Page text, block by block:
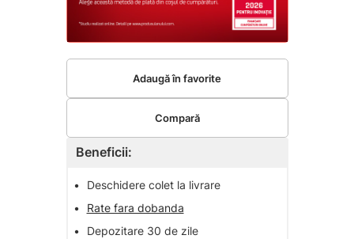
Beneficii:
•
Deschidere colet la livrare
•
Rate fara dobanda
•
Depozitare 30 de zile
Adaugă în favorite
Compară